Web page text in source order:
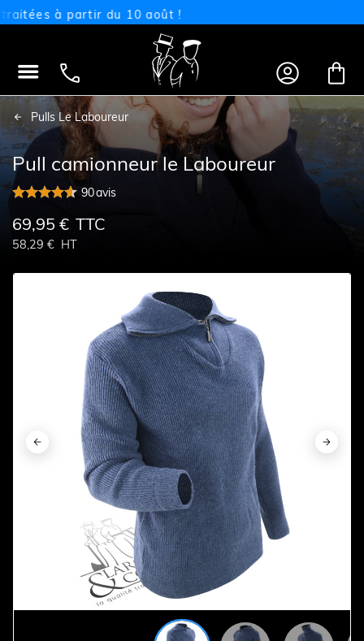
à partir du 10 août !
   
Pulls Le Laboureur
Pull camionneur le Laboureur
90avis
69,95 € TTC
58,29 € HT
 
 
 
 
 
 
 
 
 
 
 